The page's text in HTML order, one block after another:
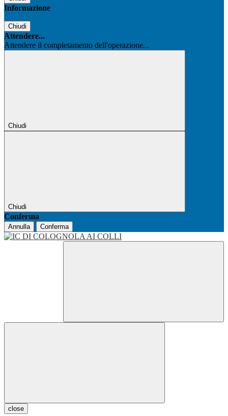
Informazione
Chiudi
Attendere...
Attendere il completamento dell'operazione...
Chiudi
Chiudi
Conferma
Annulla Conferma
close